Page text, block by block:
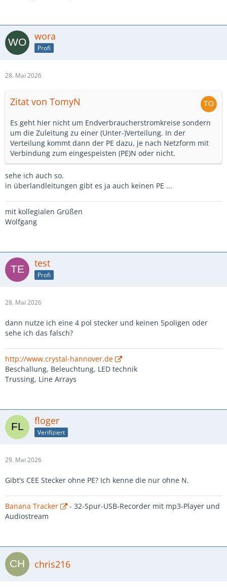
wora
Profi
28. Mai 2026
Zitat von TomyN
Es geht hier nicht um Endverbraucherstromkreise sondern
um die Zuleitung zu einer (Unter-)Verteilung. In der
Verteilung kommt dann der PE dazu, je nach Netzform mit
Verbindung zum eingespeisten (PE)N oder nicht.
sehe ich auch so.
in überlandleitungen gibt es ja auch keinen PE ...
mit kollegialen Grüßen
Wolfgang
test
Profi
28. Mai 2026
dann nutze ich eine 4 pol stecker und keinen 5poligen oder
sehe ich das falsch?
http://www.crystal-hannover.de
Beschallung, Beleuchtung, LED technik
Trussing, Line Arrays
floger
Verifiziert
29. Mai 2026
Gibt's CEE Stecker ohne PE? Ich kenne die nur ohne N.
Banana Tracker
- 32-Spur-USB-Recorder mit mp3-Player und
Audiostream
chris216